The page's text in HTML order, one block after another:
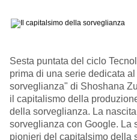
Sesta puntata del ciclo
prima di una serie dedicata
sorveglianza" di Shoshana
il capitalismo della
della sorveglianza. La
sorveglianza con Google. La
pionieri del capitalsimo della